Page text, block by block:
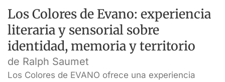
Los Colores de Evano: experiencia
literaria y sensorial sobre
identidad, memoria y territorio
de Ralph Saumet
Los Colores de EVANO ofrece una experiencia